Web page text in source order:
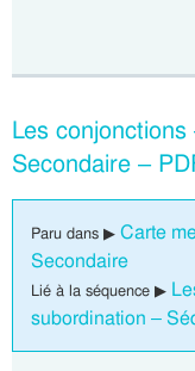
Les
Secondaire –
Paru dans ▶ Carte
Secondaire
Lié à la séquence ▶
subordination –